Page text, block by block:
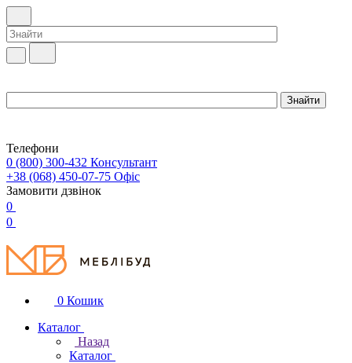
Телефони
0 (800) 300-432 Консультант
+38 (068) 450-07-75 Офіс
Замовити дзвінок
0
0
0 Кошик
Каталог
Назад
Каталог